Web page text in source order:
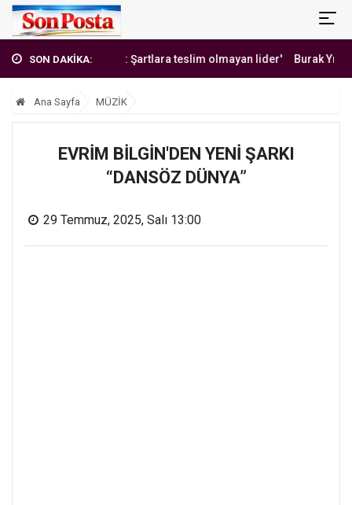
SON DAKİKA:
'Erbakan Hoca: Şartlara teslim olmayan lider' Burak
Ana Sayfa MÜZİK
EVRİM BİLGİN'DEN YENİ ŞARKI
“DANSÖZ DÜNYA”
29 Temmuz, 2025, Salı 13:00